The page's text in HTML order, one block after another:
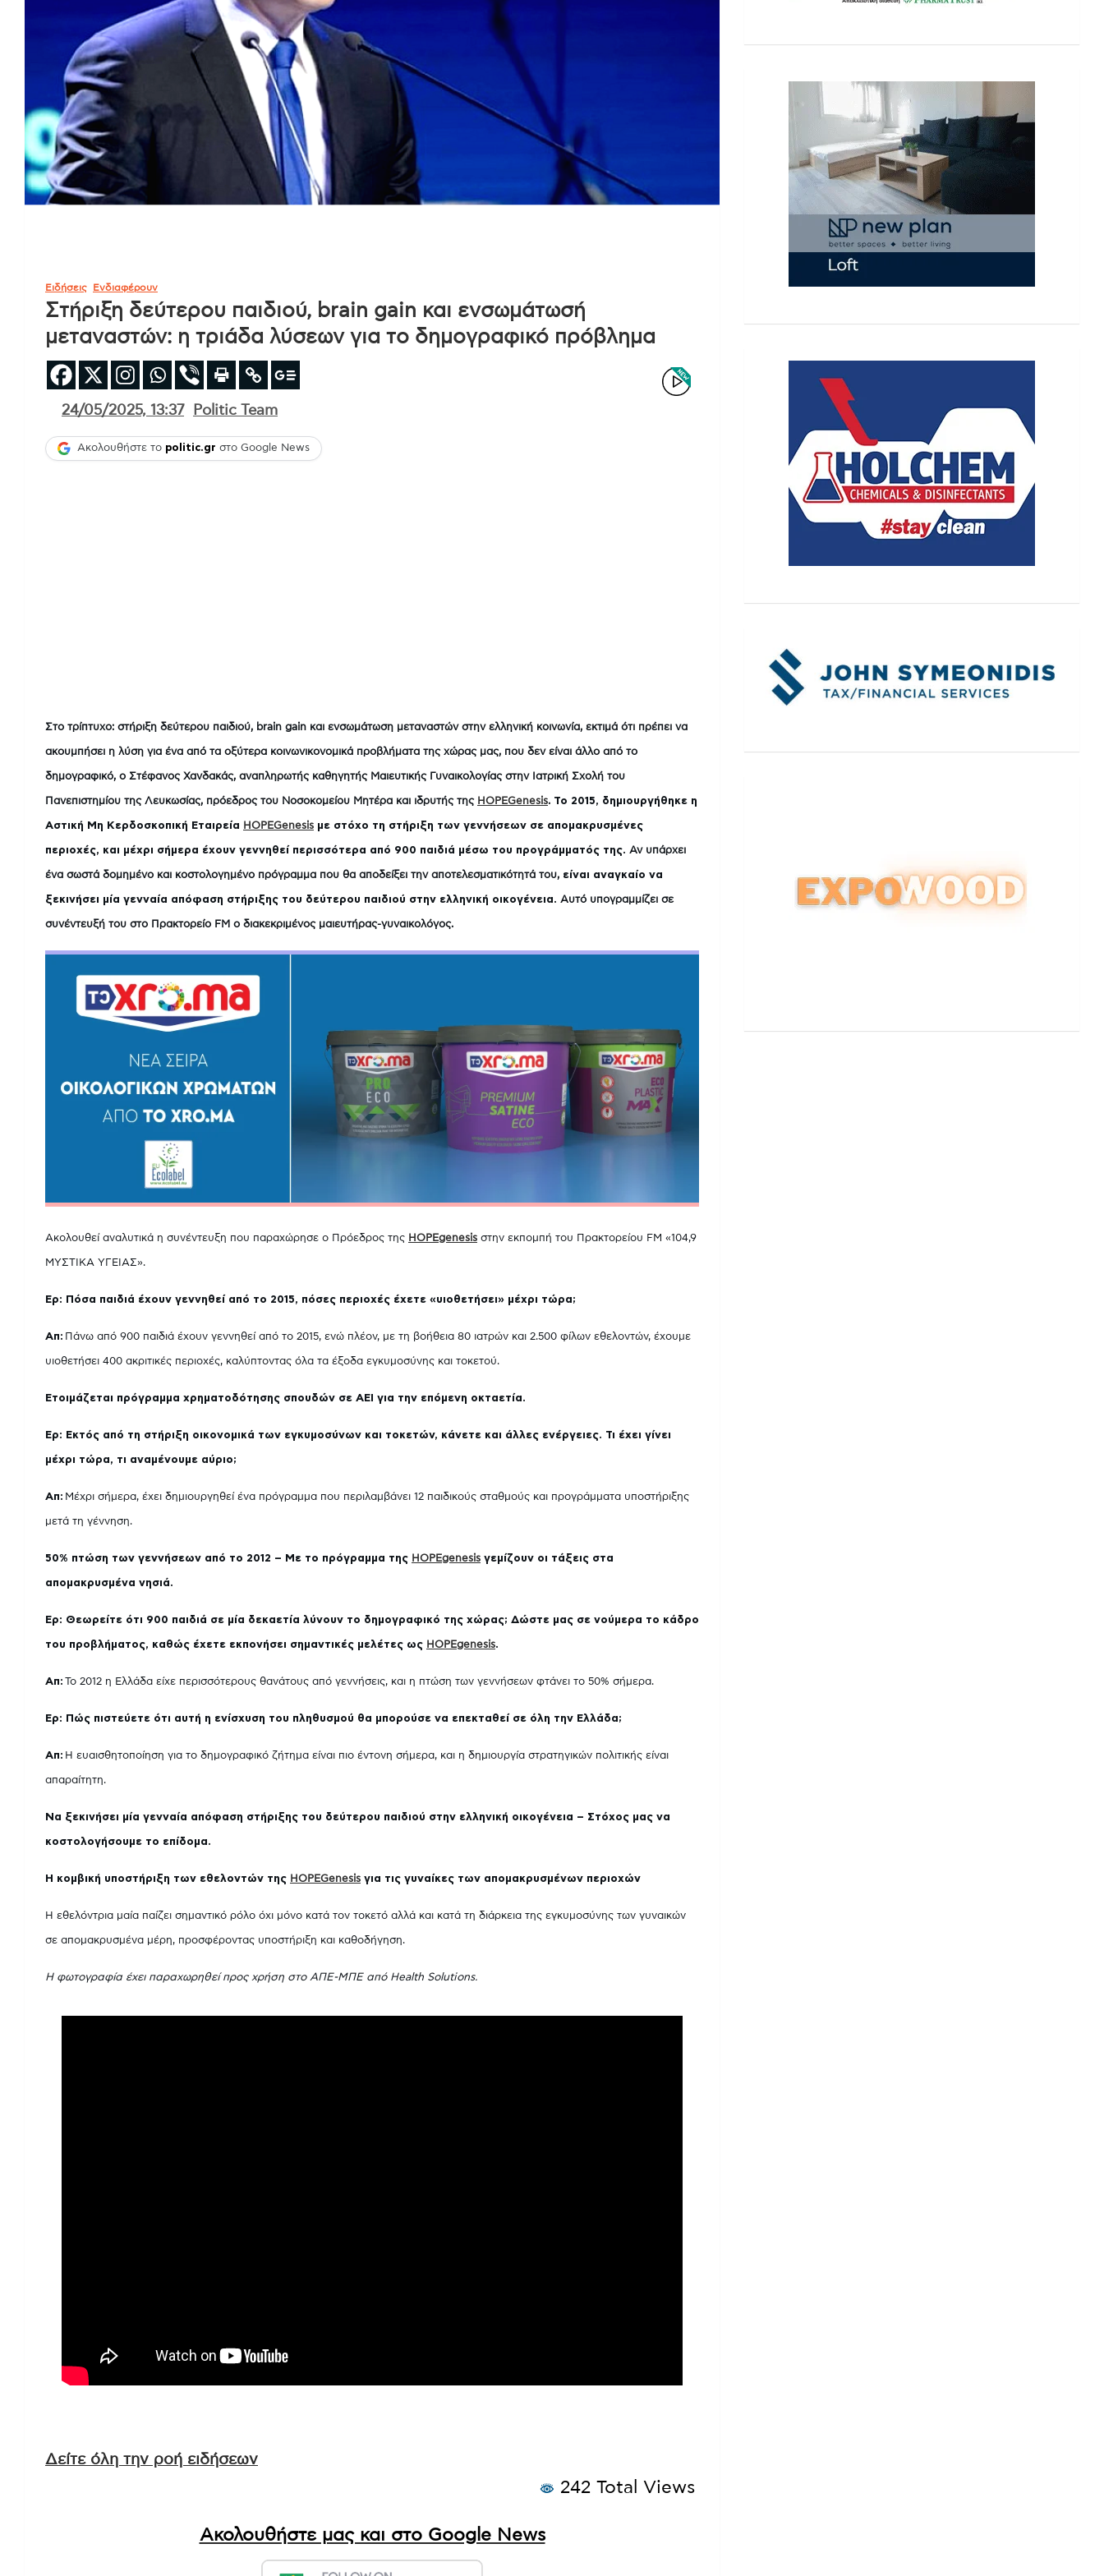
Ειδήσεις Ενδιαφέρουν
Στήριξη δεύτερου παιδιού, brain gain και ενσωμάτωσή
μεταναστών: η τριάδα λύσεων για το δημογραφικό πρόβλημα
24/05/2025, 13:37 Politic Team
Ακολουθήστε το politic.gr στο Google News
Στο τρίπτυχο: στήριξη δεύτερου παιδιού, brain gain και ενσωμάτωση μεταναστών στην ελληνική κοινωνία, εκτιμά ότι πρέπει να
ακουμπήσει η λύση για ένα από τα οξύτερα κοινωνικονομικά προβλήματα της χώρας μας, που δεν είναι άλλο από το
δημογραφικό, ο Στέφανος Χανδακάς, αναπληρωτής καθηγητής Μαιευτικής Γυναικολογίας στην Ιατρική Σχολή του
Πανεπιστημίου της Λευκωσίας, πρόεδρος του Νοσοκομείου Μητέρα και ιδρυτής της HOPEGenesis. Το 2015, δημιουργήθηκε η
Αστική Μη Κερδοσκοπική Εταιρεία HOPEGenesis με στόχο τη στήριξη των γεννήσεων σε απομακρυσμένες
περιοχές, και μέχρι σήμερα έχουν γεννηθεί περισσότερα από 900 παιδιά μέσω του προγράμματός της. Αν υπάρχει
ένα σωστά δομημένο και κοστολογημένο πρόγραμμα που θα αποδείξει την αποτελεσματικότητά του, είναι αναγκαίο να
ξεκινήσει μία γενναία απόφαση στήριξης του δεύτερου παιδιού στην ελληνική οικογένεια. Αυτό υπογραμμίζει σε
συνέντευξή του στο Πρακτορείο FM ο διακεκριμένος μαιευτήρας-γυναικολόγος.
Ακολουθεί αναλυτικά η συνέντευξη που παραχώρησε ο Πρόεδρος της HOPEgenesis στην εκπομπή του Πρακτορείου FM «104,9
ΜΥΣΤΙΚΑ ΥΓΕΙΑΣ».
Ερ: Πόσα παιδιά έχουν γεννηθεί από το 2015, πόσες περιοχές έχετε «υιοθετήσει» μέχρι τώρα;
Απ: Πάνω από 900 παιδιά έχουν γεννηθεί από το 2015, ενώ πλέον, με τη βοήθεια 80 ιατρών και 2.500 φίλων εθελοντών, έχουμε
υιοθετήσει 400 ακριτικές περιοχές, καλύπτοντας όλα τα έξοδα εγκυμοσύνης και τοκετού.
Ετοιμάζεται πρόγραμμα χρηματοδότησης σπουδών σε ΑΕΙ για την επόμενη οκταετία.
Ερ: Εκτός από τη στήριξη οικονομικά των εγκυμοσύνων και τοκετών, κάνετε και άλλες ενέργειες. Τι έχει γίνει
μέχρι τώρα, τι αναμένουμε αύριο;
Απ: Μέχρι σήμερα, έχει δημιουργηθεί ένα πρόγραμμα που περιλαμβάνει 12 παιδικούς σταθμούς και προγράμματα υποστήριξης
μετά τη γέννηση.
50% πτώση των γεννήσεων από το 2012 – Με το πρόγραμμα της HOPEgenesis γεμίζουν οι τάξεις στα
απομακρυσμένα νησιά.
Ερ: Θεωρείτε ότι 900 παιδιά σε μία δεκαετία λύνουν το δημογραφικό της χώρας; Δώστε μας σε νούμερα το κάδρο
του προβλήματος, καθώς έχετε εκπονήσει σημαντικές μελέτες ως HOPEgenesis.
Απ: Το 2012 η Ελλάδα είχε περισσότερους θανάτους από γεννήσεις, και η πτώση των γεννήσεων φτάνει το 50% σήμερα.
Ερ: Πώς πιστεύετε ότι αυτή η ενίσχυση του πληθυσμού θα μπορούσε να επεκταθεί σε όλη την Ελλάδα;
Απ: Η ευαισθητοποίηση για το δημογραφικό ζήτημα είναι πιο έντονη σήμερα, και η δημιουργία στρατηγικών πολιτικής είναι
απαραίτητη.
Να ξεκινήσει μία γενναία απόφαση στήριξης του δεύτερου παιδιού στην ελληνική οικογένεια – Στόχος μας να
κοστολογήσουμε το επίδομα.
Η κομβική υποστήριξη των εθελοντών της HOPEGenesis για τις γυναίκες των απομακρυσμένων περιοχών
Η εθελόντρια μαία παίζει σημαντικό ρόλο όχι μόνο κατά τον τοκετό αλλά και κατά τη διάρκεια της εγκυμοσύνης των γυναικών
σε απομακρυσμένα μέρη, προσφέροντας υποστήριξη και καθοδήγηση.
Η φωτογραφία έχει παραχωρηθεί προς χρήση στο ΑΠΕ-ΜΠΕ από Health Solutions.
Δείτε όλη την ροή ειδήσεων
242 Total Views
Ακολουθήστε μας και στο Google News